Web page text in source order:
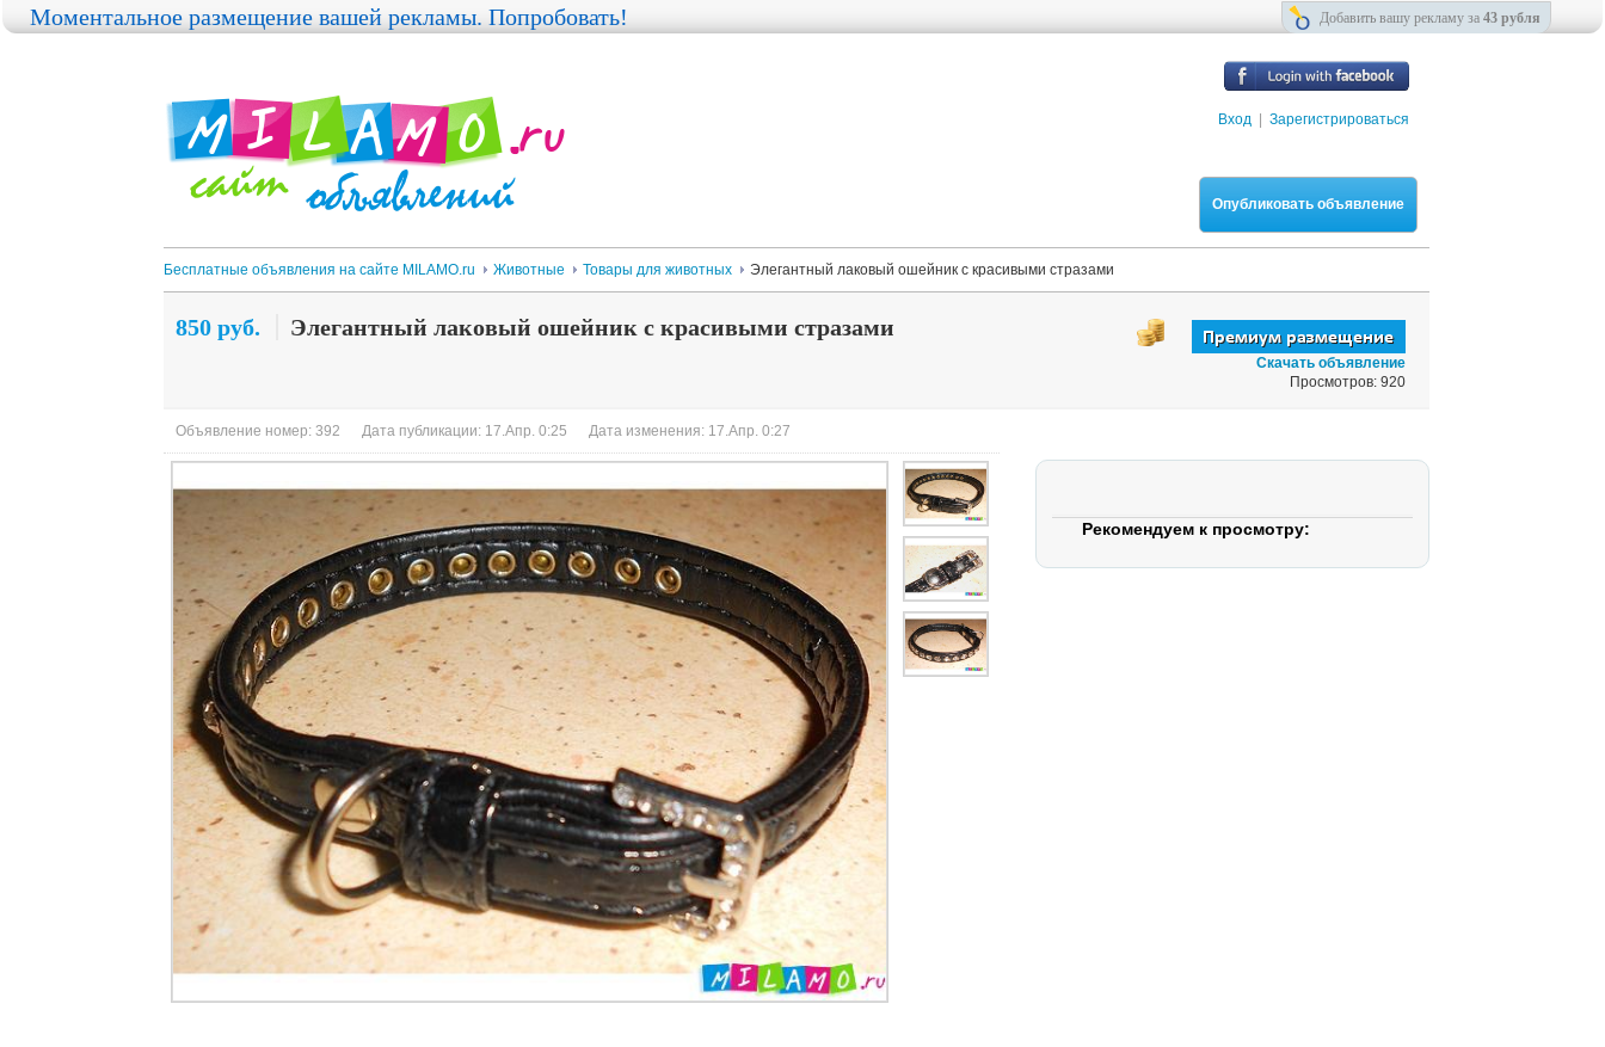
Вход Зарегистрироваться
Опубликовать объявление
Бесплатные объявления на сайте MILAMO.ru Животные Товары для животных Элегантный лаковый ошейник с красивыми стразами
850 руб. Элегантный лаковый ошейник с красивыми стразами
Скачать объявление
Просмотров: 920
Объявление номер: 392 Дата публикации: 17.Апр. 0:25 Дата изменения: 17.Апр. 0:27
Моментальное размещение вашей рекламы. Попробовать! Добавить вашу рекламу за 43 рубля
Рекомендуем к просмотру: